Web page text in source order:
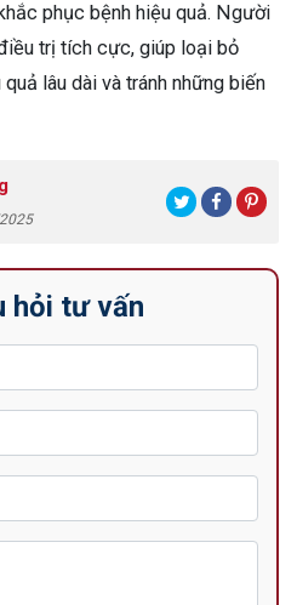
phục bệnh hiệu quả. Người
trị tích cực, giúp loại bỏ
lâu dài và tránh những biến
hỏi tư vấn